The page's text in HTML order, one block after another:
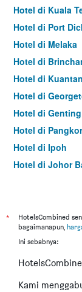
Hotel di Kuala
Hotel di Port
Hotel di Melaka
Hotel di
Hotel di Kuantan
Hotel di
Hotel di
Hotel di Pangkor
Hotel di Ipoh
Hotel di Johor
Hotel di
Hotel di Tokyo
Hotel di
Hotel di
*
HotelsCombined
bagaimanapun,
Ini sebabnya:
Kami